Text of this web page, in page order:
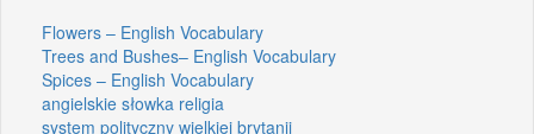
Flowers – English Vocabulary
Trees and Bushes– English Vocabulary
Spices – English Vocabulary
angielskie słowka religia
system polityczny wielkiej brytanii